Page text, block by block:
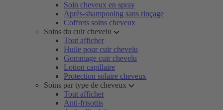
Soin cheveux en spray
Après-shampooing sans rinçage
Coffrets soins cheveux
Soins du cuir chevelu
Tout afficher
Huile pour cuir chevelu
Gommage cuir chevelu
Lotion capillaire
Protection solaire cheveux
Soins par type de cheveux
Tout afficher
Anti-frisottis